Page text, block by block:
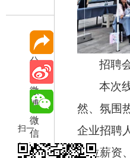
分
享
微
博
微
信
扫一
扫在
招聘
本次
然、氛围
企业招聘
岗位薪资